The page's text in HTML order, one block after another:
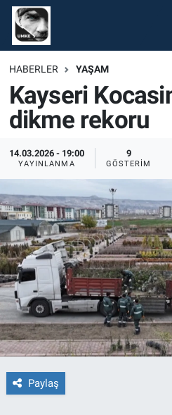
HABERLER YAŞAM
Kayseri
dikme rekoru
14.03.2026 - 19:00
YAYINLANMA
9
GÖSTERIM
Paylaş
Gündem
Ekonomi
Spor
Magazin
Tüm Haberler
İletişim
Künye
Nöbetçi Eczaneler
Hava Durumu
Namaz Vakitleri
Trafik Durumu
Süper Lig Puan Durumu
Tüm Manşetler
Son Dakika Haberleri
Haber Arşivi